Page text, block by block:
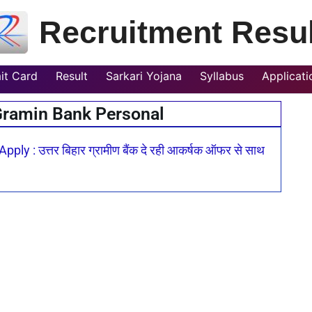
Recruitment
Card Result Sarkari Yojana Syllabus
Bank Personal
: उत्तर बिहार ग्रामीण बैंक दे रही आकर्षक ऑफर से साथ